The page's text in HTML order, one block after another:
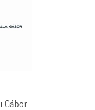
Gábor